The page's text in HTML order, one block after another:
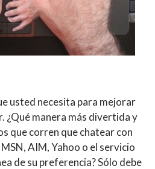
usted necesita para mejorar
¿Qué manera más divertida y
que corren que chatear con
AIM, Yahoo o el servicio
de su preferencia? Sólo debe